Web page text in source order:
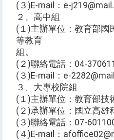
(３)E-mail：e-
２、高中組
(１)主辦單位：教育部國
等教育
組。
(２)聯絡電話：04-
(３)E-mail：e-
３、大專校院組
(１)主辦單位：教育部技
(２)承辦單位：國立高雄
(３)聯絡電話：07-
(４)E-mail：